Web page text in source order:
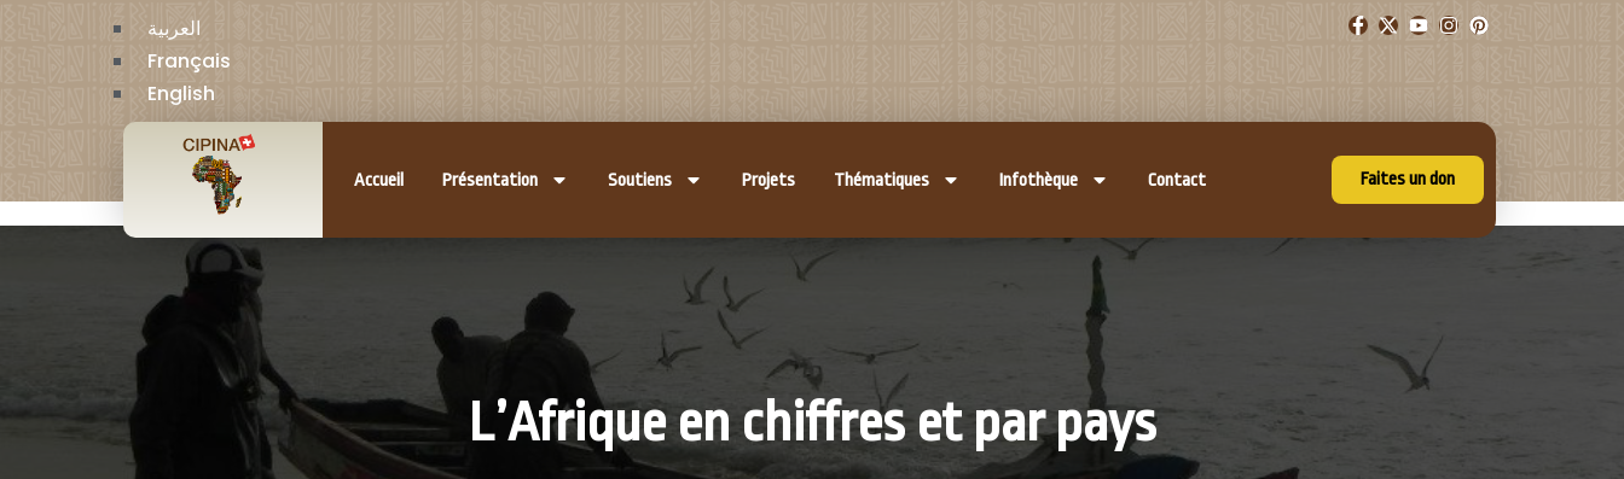
العربية
Français
English
Accueil Présentation Soutiens Projets Thématiques Infothèque Contact Faites un don
L’Afrique en chiffres et par pays